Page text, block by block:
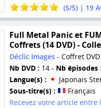
(5/5) | 19
Full Metal Panic et
Coffrets (14 DVD) -
Déclic Images- Coffret
Nb DVD : 14 - Nb épisodes :
Langue(s) :
Japonais
Sous-titre(s) :
Français
Recevez votre article entre